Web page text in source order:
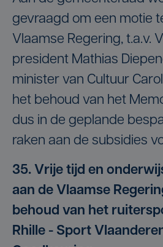
gevraagd om een motie
Vlaamse Regering, t.a.v.
president Mathias
minister van Cultuur
het behoud van het
dus in de geplande
raken aan de subsidies
35. Vrije tijd en
aan de Vlaamse
behoud van het
Rhille - Sport